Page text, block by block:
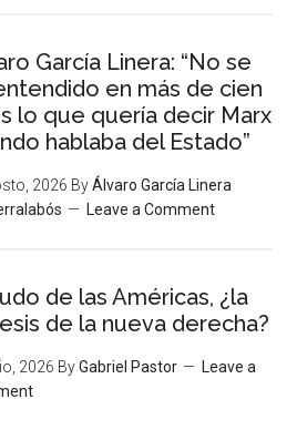
García Linera: “No se
en más de cien
lo que quería decir Marx
hablaba del Estado”
2026 ByÁlvaro García Linera
Leave a Comment
de las Américas, ¿la
de la nueva derecha?
2026 ByGabriel Pastor
Leave a